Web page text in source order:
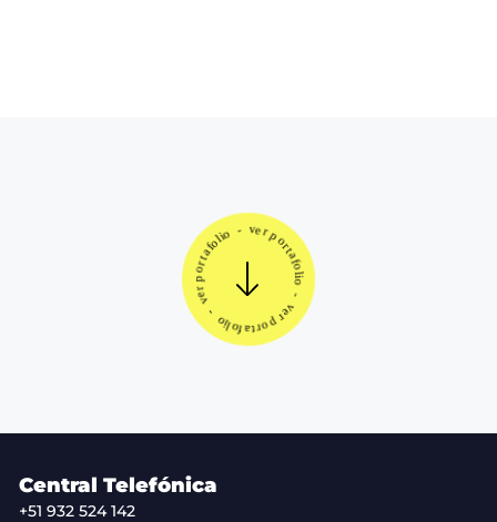
Central Telefónica
+51 932 524 142